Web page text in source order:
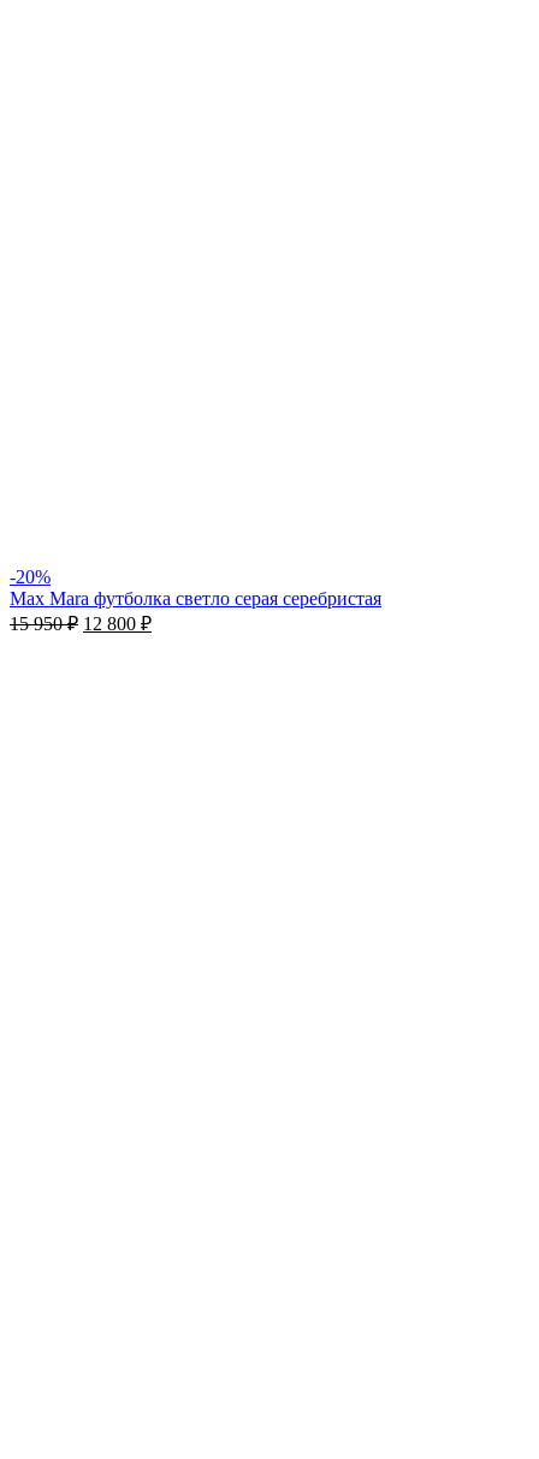
-20%
Max Mara футболка светлo серая серебристая
15 950₽ 12 800 ₽